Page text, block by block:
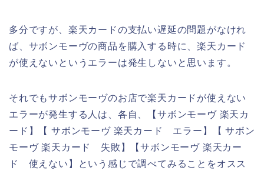
多分ですが、楽天カードの支払い遅延の問題がなけれ
ば、サボンモーヴの商品を購入する時に、楽天カード
が使えないというエラーは発生しないと思います。
それでもサボンモーヴのお店で楽天カードが使えない
エラーが発生する人は、各自、【サボンモーヴ 楽天カ
ード】【 サボンモーヴ 楽天カード エラー】【 サボン
モーヴ 楽天カード 失敗】【サボンモーヴ 楽天カー
ド 使えない】という感じで調べてみることをオスス